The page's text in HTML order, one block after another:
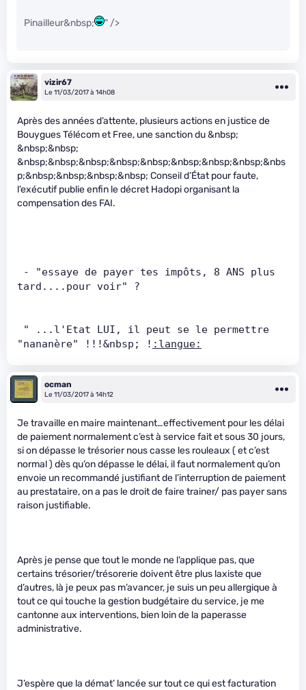
Pinailleur&nbsp; " />
vizir67
Le 11/03/2017 à 14h08
Après des années d’attente, plusieurs actions en justice de
Bouygues Télécom et Free, une sanction du &nbsp;
&nbsp;&nbsp;
&nbsp;&nbsp;&nbsp;&nbsp;&nbsp;&nbsp;&nbsp;&nbsp;&nbs
p;&nbsp;&nbsp;&nbsp;&nbsp; Conseil d’État pour faute,
l’exécutif publie enfin le décret Hadopi organisant la
compensation des FAI.
tard....pour voir" ?
"nananère" !!!&nbsp; ! :langue:
ocman
Le 11/03/2017 à 14h12
Je travaille en maire maintenant…effectivement pour les délai
de paiement normalement c’est à service fait et sous 30 jours,
si on dépasse le trésorier nous casse les rouleaux ( et c’est
normal ) dès qu’on dépasse le délai, il faut normalement qu’on
envoie un recommandé justifiant de l’interruption de paiement
au prestataire, on a pas le droit de faire trainer/ pas payer sans
raison justifiable.
Après je pense que tout le monde ne l’applique pas, que
certains trésorier/trésorerie doivent être plus laxiste que
d’autres, là je peux pas m’avancer, je suis un peu allergique à
tout ce qui touche la gestion budgétaire du service, je me
cantonne aux interventions, bien loin de la paperasse
administrative.
J’espère que la démat’ lancée sur tout ce qui est facturation